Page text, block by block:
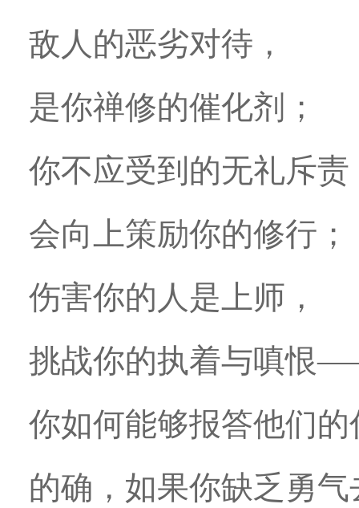
敌人的恶劣对待，
是你禅修的催化剂；
你不应受到的无礼斥责
会向上策励你的修行；
伤害你的人是上师，
挑战你的执着与嗔恨
你如何能够报答他们的
的确，如果你缺乏勇